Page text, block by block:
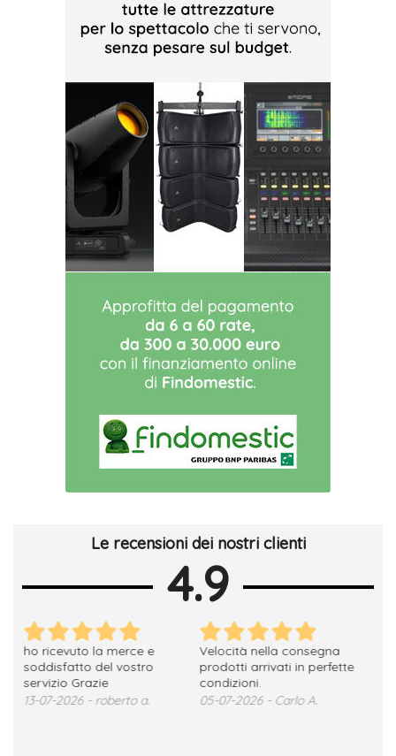
Le recensioni dei nostri clienti
4.9
ho ricevuto la merce e
soddisfatto del vostro
servizio Grazie
13-07-2026 - roberto a.
Velocità nella consegna
prodotti arrivati in perfette
condizioni.
05-07-2026 - Carlo A.